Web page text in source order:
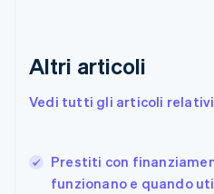
Altri articoli
Vedi tutti gli articoli
Prestiti con
funzionano e quando
Francia
Germania
日本語English
Gibilterra